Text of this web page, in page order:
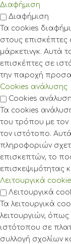
Διαφήμιση
Διαφήμιση
Τα cookies
στους επισκέπτες
μάρκετινγκ. Αυτά
επισκέπτες σε
την παροχή
Cookies ανάλυσης
Cookies
Τα cookies
του τρόπου με τον
τον ιστότοπο.
πληροφοριών
επισκεπτών, το
επισκεψιμότητας
Λειτουργικά
Λειτουργικά
Τα λειτουργικά
λειτουργιών,
ιστότοπου σε
συλλογή σχολίων